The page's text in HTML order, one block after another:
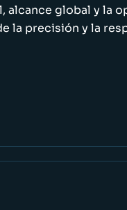
global y la
la precisión y la